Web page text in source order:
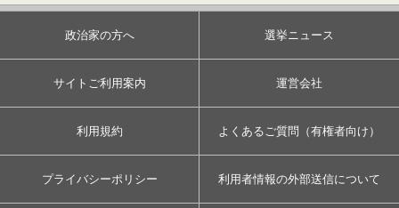
政治家の方へ 選挙ニュース
サイトご利用案内 運営会社
利用規約 よくあるご質問（有権者向け）
プライバシーポリシー 利用者情報の外部送信について